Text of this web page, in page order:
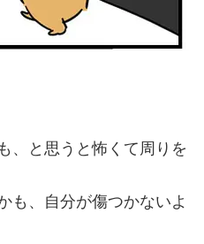
、と思うと怖くて周りを
も、自分が傷つかないよ